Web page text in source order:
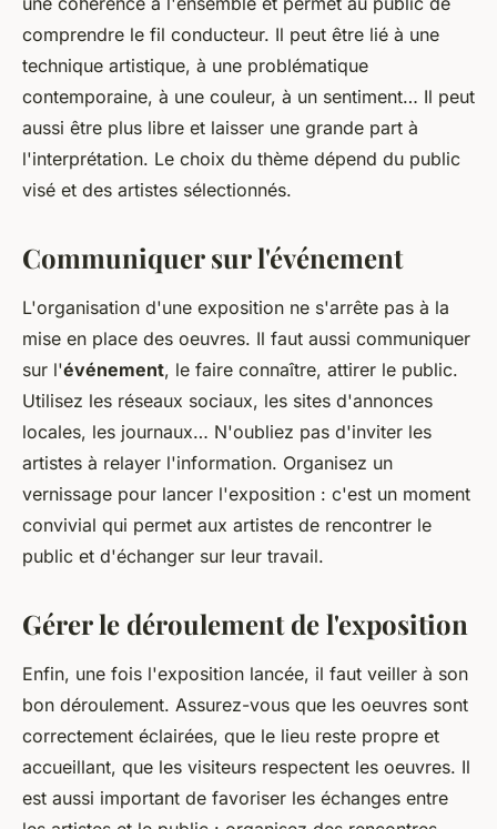
comprendre le fil conducteur. Il peut être lié à une
technique artistique, à une problématique
contemporaine, à une couleur, à un sentiment… Il peut
aussi être plus libre et laisser une grande part à
l'interprétation. Le choix du thème dépend du public
visé et des artistes sélectionnés.
Communiquer sur l'événement
L'organisation d'une exposition ne s'arrête pas à la
mise en place des oeuvres. Il faut aussi communiquer
sur l'événement, le faire connaître, attirer le public.
Utilisez les réseaux sociaux, les sites d'annonces
locales, les journaux… N'oubliez pas d'inviter les
artistes à relayer l'information. Organisez un
vernissage pour lancer l'exposition : c'est un moment
convivial qui permet aux artistes de rencontrer le
public et d'échanger sur leur travail.
Gérer le déroulement de l'exposition
Enfin, une fois l'exposition lancée, il faut veiller à son
bon déroulement. Assurez-vous que les oeuvres sont
correctement éclairées, que le lieu reste propre et
accueillant, que les visiteurs respectent les oeuvres. Il
est aussi important de favoriser les échanges entre